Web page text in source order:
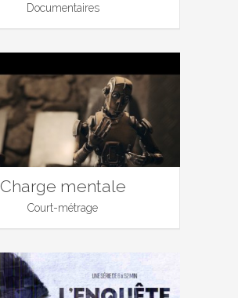
Documentaires
Charge mentale
Court-métrage